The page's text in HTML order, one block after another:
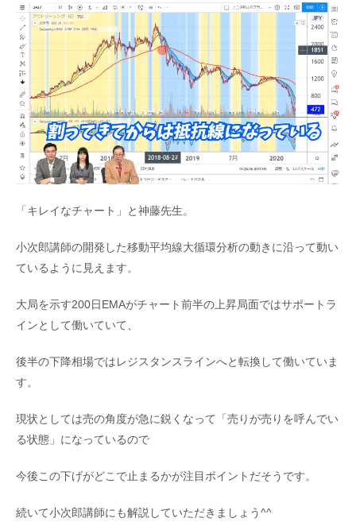
「キレイなチャート」と神藤先生。
小次郎講師の開発した移動平均線大循環分析の動きに沿って動い
ているように見えます。
大局を示す200日EMAがチャート前半の上昇局面ではサポートラ
インとして働いていて、
後半の下降相場ではレジスタンスラインへと転換して働いていま
す。
現状としては売の角度が急に鋭くなって「売りが売りを呼んでい
る状態」になっているので
今後この下げがどこで止まるかが注目ポイントだそうです。
続いて小次郎講師にも解説していただきましょう^^